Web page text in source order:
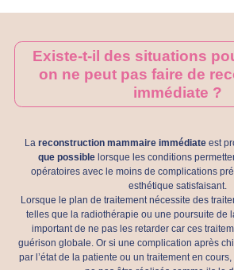
Existe-t-il des situations
on ne peut pas faire de
immédiate ?
La reconstruction mammaire immédiate est
que possiblelorsque les conditions
opératoires avec le moins de complications
esthétique satisfaisant.
Lorsque le plan de traitement nécessite des
telles que la radiothérapie ou une poursuite de
important de ne pas les retarder car ces
guérison globale. Or si une complication après
par l’état de la patiente ou un traitement en